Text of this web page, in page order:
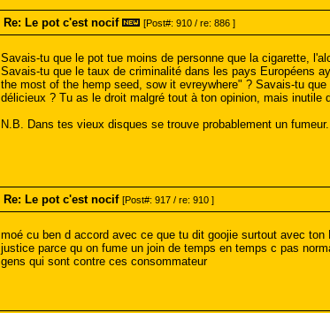
Re: Le pot c'est nocif [Post#: 910 / re: 886 ]
Savais-tu que le pot tue moins de personne que la cigarette,
Savais-tu que le taux de criminalité dans les pays Européens
the most of the hemp seed, sow it evreywhere" ? Savais-tu
délicieux ? Tu as le droit malgré tout à ton opinion, mais
N.B. Dans tes vieux disques se trouve probablement un
Re: Le pot c'est nocif [Post#: 917 / re: 910 ]
moé cu ben d accord avec ce que tu dit goojie surtout avec
justice parce qu on fume un join de temps en temps c pas
gens qui sont contre ces consommateur